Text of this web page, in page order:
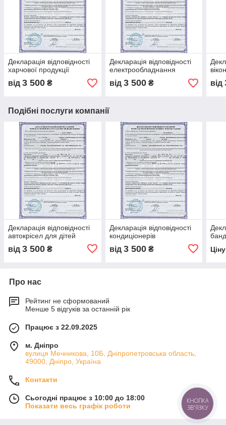
Декларація відповідності
харчової продукції
від 3 500 ₴
Декларація відповідності
електрообладнання
від 3 500₴ від
Подібні послуги компанії
Декларація відповідності
автокрісел для дітей
від 3 500 ₴
Декларація відповідності
кондиціонерів
від 3 500₴
Про нас
Рейтинг не сформований
Менше 5 відгуків за останній рік
Працює з 22.09.2025
м. Дніпро
вулиця Мечникова, 10Б, Дніпропетровська область,
49000, Дніпро, Україна
Контакти
Сьогодні працює з 10:00 до 18:00
Показати весь графік роботи
КНОПКА
ЗВ'ЯЗКУ